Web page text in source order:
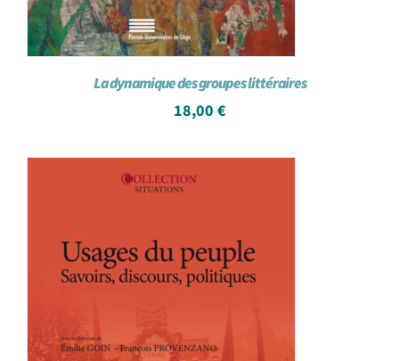
La dynamique des groupes littéraires
18,00 €